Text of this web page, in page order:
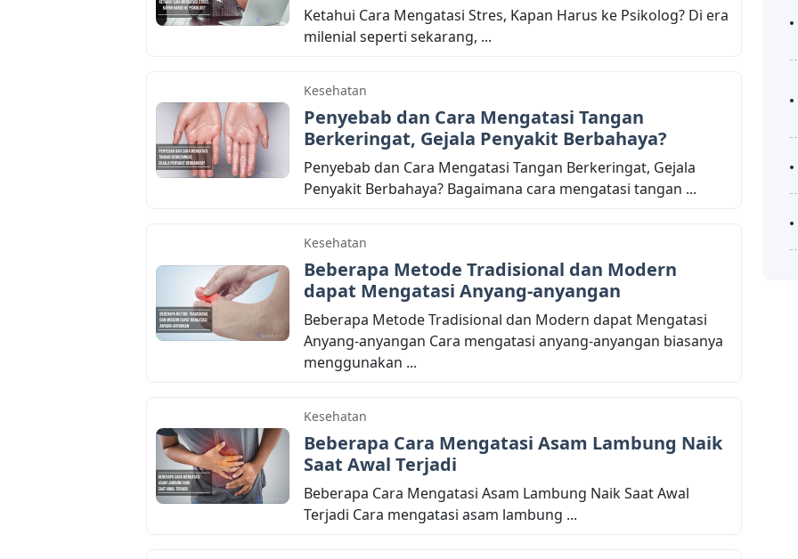
Ketahui Cara Mengatasi Stres, Kapan Harus ke Psikolog? Di era
milenial seperti sekarang, ...
Kesehatan
Penyebab dan Cara Mengatasi Tangan
Berkeringat, Gejala Penyakit Berbahaya?
Penyebab dan Cara Mengatasi Tangan Berkeringat, Gejala
Penyakit Berbahaya? Bagaimana cara mengatasi tangan ...
Kesehatan
Beberapa Metode Tradisional dan Modern
dapat Mengatasi Anyang-anyangan
Beberapa Metode Tradisional dan Modern dapat Mengatasi
Anyang-anyangan Cara mengatasi anyang-anyangan biasanya
menggunakan ...
Kesehatan
Beberapa Cara Mengatasi Asam Lambung Naik
Saat Awal Terjadi
Beberapa Cara Mengatasi Asam Lambung Naik Saat Awal
Terjadi Cara mengatasi asam lambung ...